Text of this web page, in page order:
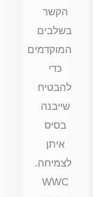
הקשר
בשלבים
המוקדמים
כדי
להבטיח
שייבנה
בסיס
איתן
לצמיחה.
WWC